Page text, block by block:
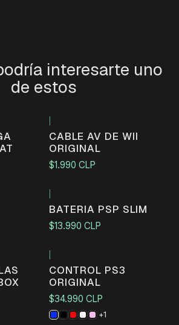
interesarte uno
de estos
CABLE AV DE WII
ORIGINAL
$1.990 CLP
BATERIA PSP SLIM
$13.990 CLP
CONTROL PS3
ORIGINAL
$34.990 CLP
+1